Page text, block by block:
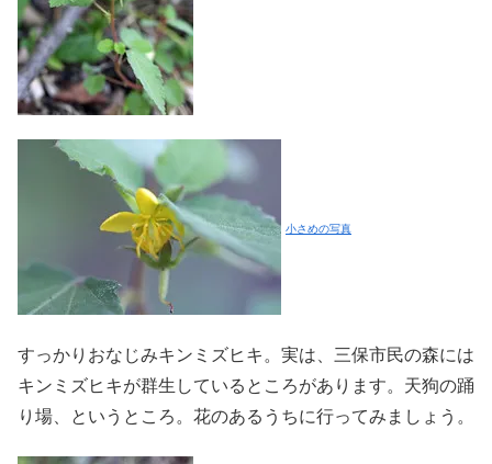
小さめの写真
すっかりおなじみキンミズヒキ。実は、三保市民の森には
キンミズヒキが群生しているところがあります。天狗の踊
り場、というところ。花のあるうちに行ってみましょう。